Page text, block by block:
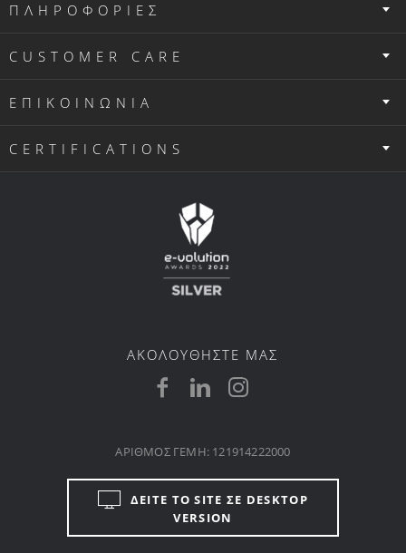
ΠΛΗΡΟΦΟΡΙΕΣ
CUSTOMER CARE
ΕΠΙΚΟΙΝΩΝΙΑ
CERTIFICATIONS
ΑΚΟΛΟΥΘΗΣΤΕ ΜΑΣ
ΔΕΙΤΕ ΤΟ SITE ΣΕ DESKTOP
VERSION
ΑΡΙΘΜΟΣ ΓΕΜΗ: 121914222000